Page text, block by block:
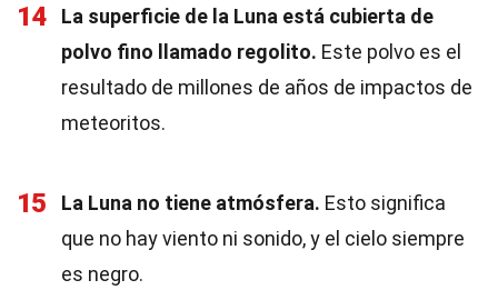
14
La superficie de la Luna está cubierta de
polvo fino llamado regolito. Este polvo es el
resultado de millones de años de impactos de
meteoritos.
15 La Luna no tiene atmósfera. Esto significa
que no hay viento ni sonido, y el cielo siempre
es negro.